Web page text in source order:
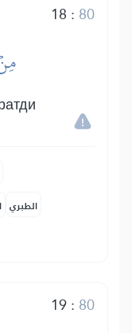
18 : 80
الطبري
19: 80